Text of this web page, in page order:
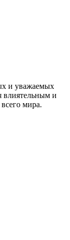
и уважаемых
влиятельным и
мира.